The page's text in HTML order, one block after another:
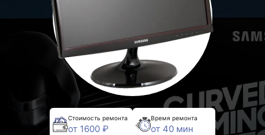
Стоимость ремонта
от 1600 ₽
Время ремонта
от 40 мин